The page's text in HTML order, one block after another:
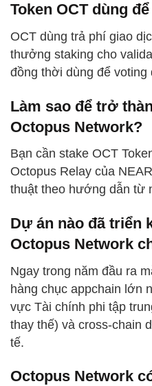
Token OCT dùng
OCT dùng trả phí giao
thưởng staking cho
đồng thời dùng để voting
Làm sao để trở
Octopus Network?
Bạn cần stake OCT
Octopus Relay của
thuật theo hướng dẫn từ
Dự án nào đã triển
Octopus Network
Ngay trong năm đầu ra
hàng chục appchain lớn
vực Tài chính phi tập
thay thế) và cross-chain
tế.
Octopus Network